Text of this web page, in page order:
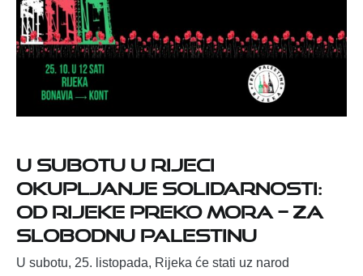
U subotu u Rijeci
okupljanje solidarnosti:
Od Rijeke preko mora – za
slobodnu Palestinu
U subotu, 25. listopada, Rijeka će stati uz narod